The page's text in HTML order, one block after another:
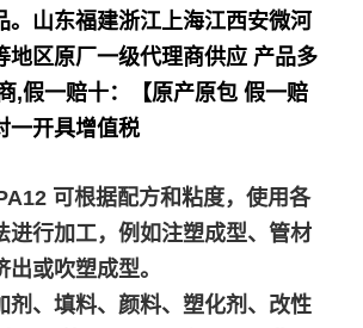
山东福建浙江上海江西安微河
地区原厂一级代理商供应 产品多
,假一赔十：【原产原包 假一赔
一开具增值税
可根据配方和粘度，使用各
进行加工，例如注塑成型、管材
或吹塑成型。
剂、填料、颜料、塑化剂、改性